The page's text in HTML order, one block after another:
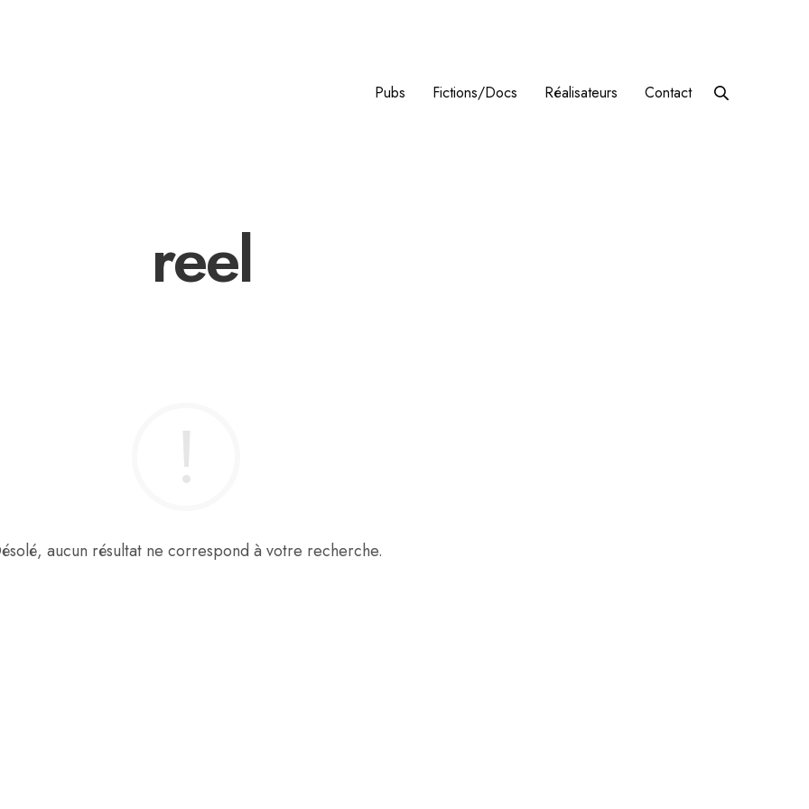
Pubs Fictions/Docs Réalisateurs Contact
reel
aucun résultat ne correspond à votre recherche.